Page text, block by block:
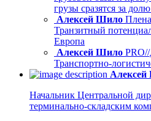
грузы сразятся за
Алексей Шило
Транзитный
Европа
Алексей Шило
Транспортно-
Алексей
Начальник Центральной
терминально-складским